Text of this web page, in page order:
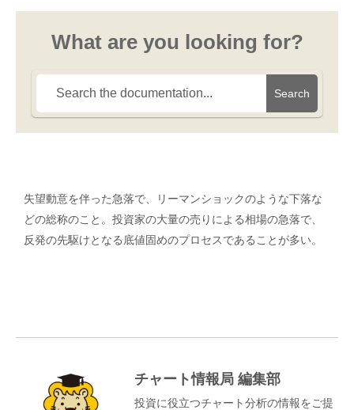
What are you looking for?
Search
失望動意を伴った急落で、リーマンショックのような下落な
どの総称のこと。投資家の大量の売りによる相場の急落で、
反発の先駆けとなる底値固めのプロセスであることが多い。
チャート情報局 編集部
投資に役立つチャート分析の情報をご提